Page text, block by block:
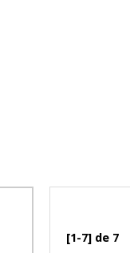
[1-7] de 7